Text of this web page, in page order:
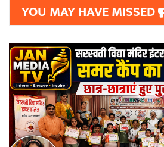
YOU MAY HAVE MISSED